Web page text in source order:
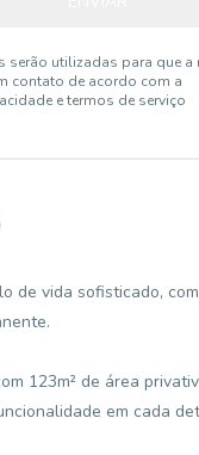
serão utilizadas para que a
contato de acordo com a
e termos de serviço
de vida sofisticado,
123m² de área
em cada